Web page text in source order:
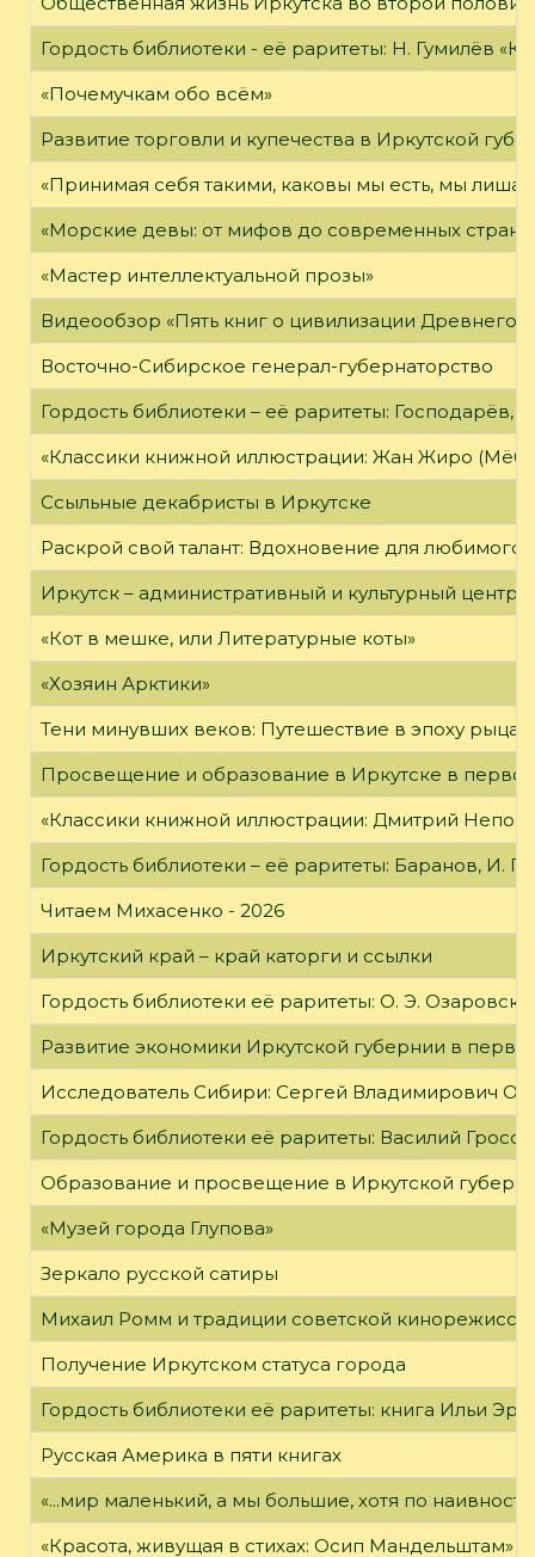
Гордость библиотеки - её раритеты: Н. Гумилёв
«Почемучкам обо всём»
Развитие торговли и купечества в Иркутской
«Принимая себя такими, каковы мы есть, мы
«Морские девы: от мифов до современных
«Мастер интеллектуальной прозы»
Видеообзор «Пять книг о цивилизации Древнего
Восточно-Сибирское генерал-губернаторство
Гордость библиотеки – её раритеты:
«Классики книжной иллюстрации: Жан Жиро
Ссыльные декабристы в Иркутске
Раскрой свой талант: Вдохновение для любимого
Иркутск – административный и культурный центр
«Кот в мешке, или Литературные коты»
«Хозяин Арктики»
Тени минувших веков: Путешествие в эпоху
Просвещение и образование в Иркутске в
«Классики книжной иллюстрации: Дмитрий
Гордость библиотеки – её раритеты: Баранов, И.
Читаем Михасенко - 2026
Иркутский край – край каторги и ссылки
Гордость библиотеки её раритеты: О. Э.
Развитие экономики Иркутской губернии в
Исследователь Сибири: Сергей Владимирович
Гордость библиотеки её раритеты: Василий
Образование и просвещение в Иркутской
«Музей города Глупова»
Зеркало русской сатиры
Михаил Ромм и традиции советской
Получение Иркутском статуса города
Гордость библиотеки её раритеты: книга Ильи
Русская Америка в пяти книгах
«...мир маленький, а мы большие, хотя по
«Красота, живущая в стихах: Осип Мандельштам»